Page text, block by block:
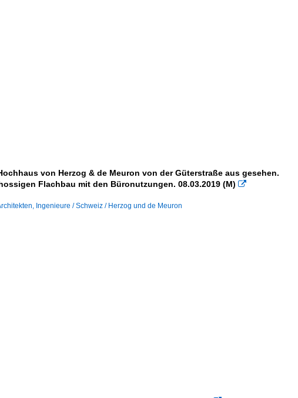
von Herzog & de Meuron von der Güterstraße aus gesehen.
Flachbau mit den Büronutzungen. 08.03.2019 (M) 
Ingenieure / Schweiz / Herzog und de Meuron